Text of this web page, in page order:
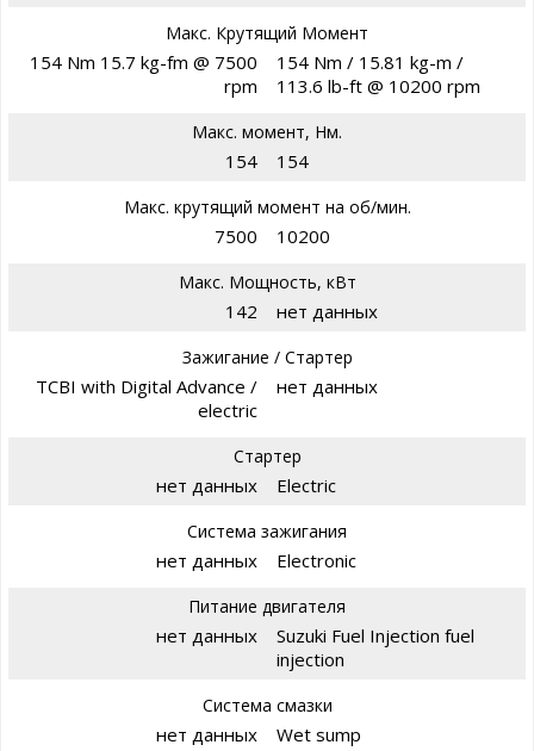
Макс. Крутящий Момент
154 Nm 15.7 kg-fm @ 7500
rpm
154 Nm / 15.81 kg-m /
113.6 lb-ft @ 10200 rpm
Макс. момент, Нм.
154 154
Макс. крутящий момент на об/мин.
7500 10200
Макс. Мощность, кВт
142 нет данных
Зажигание / Стартер
TCBI with Digital Advance /
electric
нет данных
Стартер
нет данных Electric
Система зажигания
нет данных Electronic
Питание двигателя
нет данных
Suzuki Fuel Injection fuel
injection
Система смазки
нет данных Wet sump